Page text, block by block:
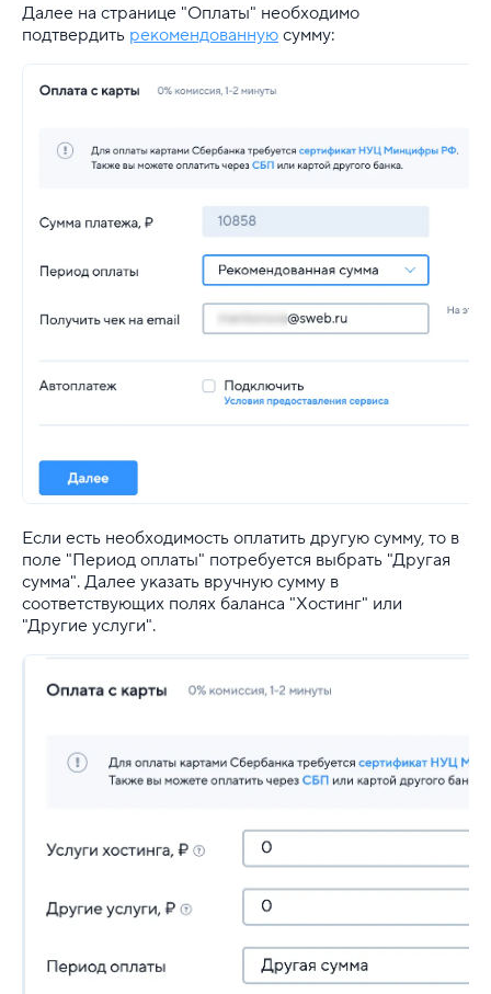
Далее на странице "Оплаты" необходимо
подтвердить рекомендованную сумму:
Если есть необходимость оплатить другую сумму, то в
поле "Период оплаты" потребуется выбрать "Другая
сумма". Далее указать вручную сумму в
соответствующих полях баланса "Хостинг" или
"Другие услуги".